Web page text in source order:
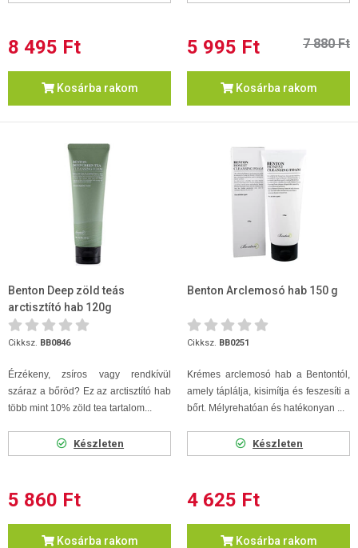
8 495 Ft
Kosárba rakom
5 995 Ft 7 880 Ft
Kosárba rakom
Benton Deep zöld teás
arctisztító hab 120g
Cikksz. BB0846
Érzékeny, zsíros vagy rendkívül
száraz a bőröd? Ez az arctisztító hab
több mint 10% zöld tea tartalom...
Készleten
5 860 Ft
Kosárba rakom
Benton Arclemosó hab 150 g
Cikksz. BB0251
Krémes arclemosó hab a Bentontól,
amely táplálja, kisimítja és feszesíti a
bőrt. Mélyrehatóan és hatékonyan ...
Készleten
4 625 Ft
Kosárba rakom